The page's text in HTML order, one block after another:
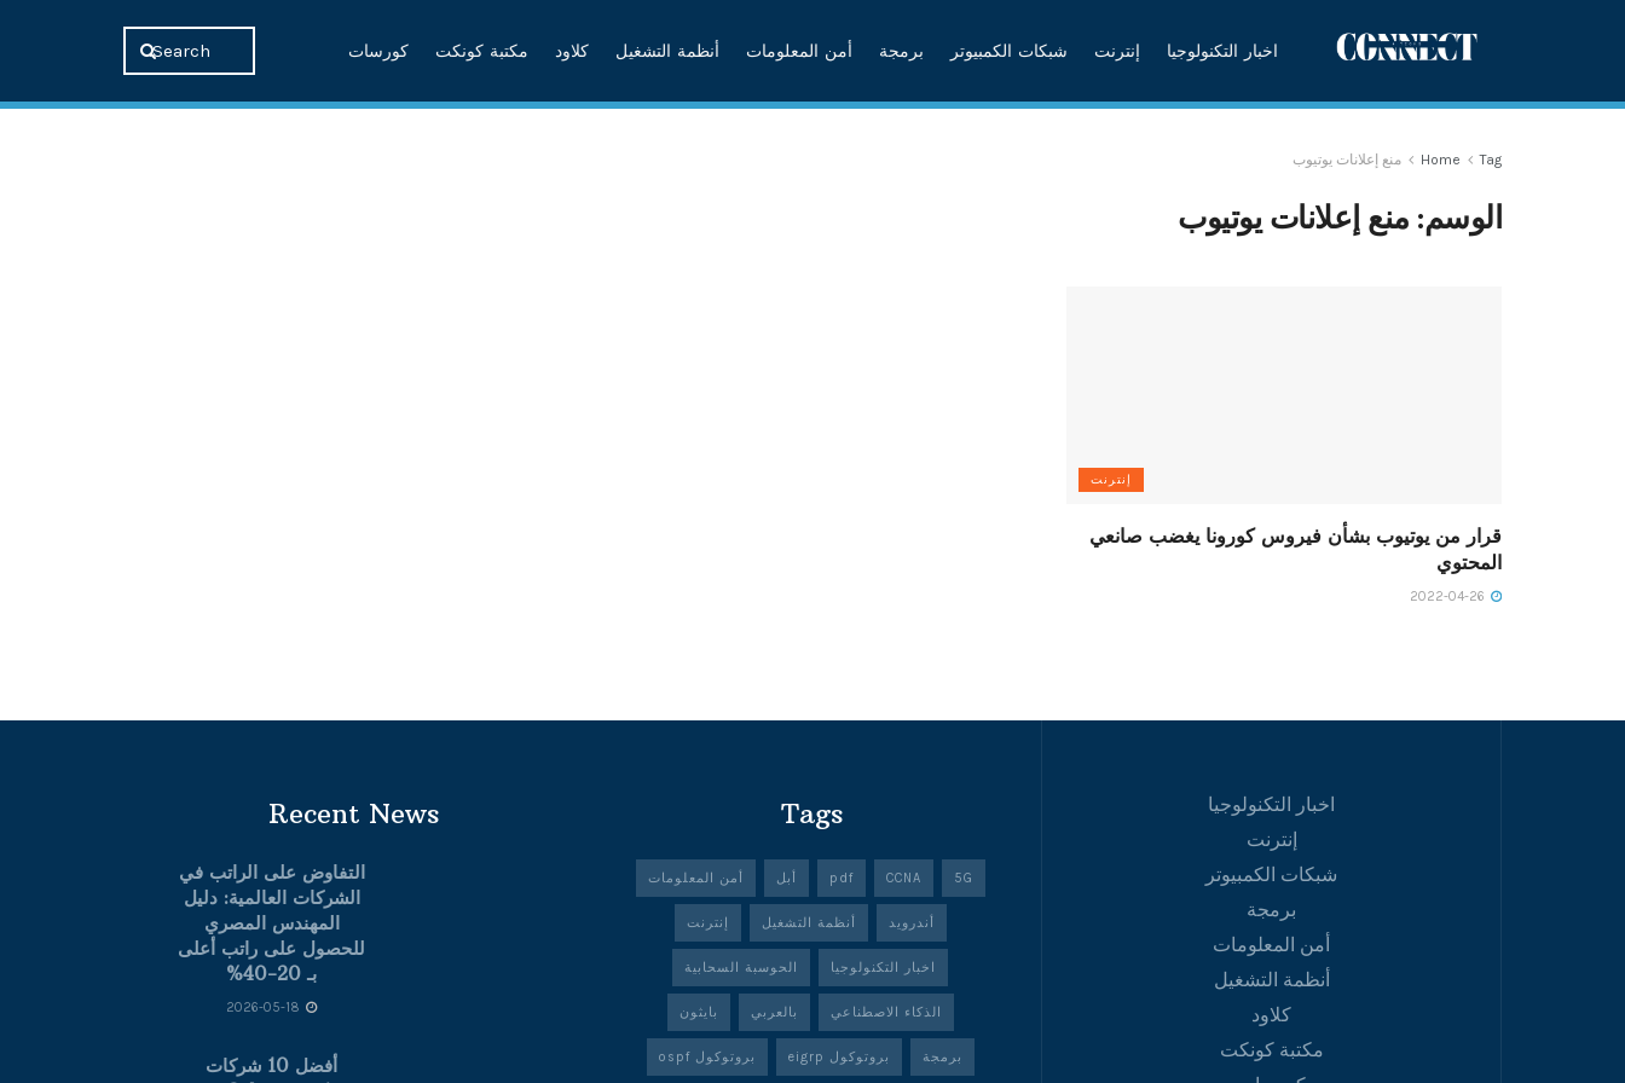
اخبار التكنولوجيا إنترنت شبكات الكمبيوتر برمجة أمن المعلومات أنظمة التشغيل كلاود مكتبة كونكت كورسات
Home Tag منع إعلانات يوتيوب
الوسم: منع إعلانات يوتيوب
إنترنت
قرار من يوتيوب بشأن فيروس كورونا يغضب صانعي
المحتوي
اخبار التكنولوجيا
إنترنت
شبكات الكمبيوتر
برمجة
أمن المعلومات
أنظمة التشغيل
كلاود
مكتبة كونكت
Tags
5G
CCNA
pdf أبل أمن المعلومات
أندرويد أنظمة التشغيل إنترنت
اخبار التكنولوجيا الحوسبة السحابية
الذكاء الاصطناعي بالعربي بايثون
برمجة بروتوكول eigrp بروتوكول ospf
Recent News
التفاوض على الراتب في
الشركات العالمية: دليل
المهندس المصري
للحصول على راتب أعلى
بـ 20-40%
أفضل 10 شركات